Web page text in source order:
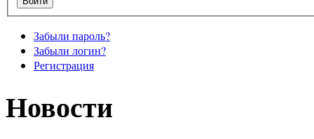
Забыли пароль?
Забыли логин?
Регистрация
Новости